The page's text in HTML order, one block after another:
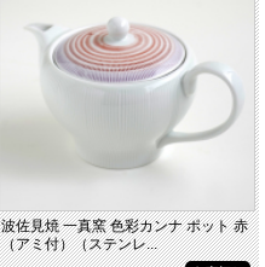
波佐見焼 一真窯 色彩カンナ ポット 赤
（アミ付）（ステンレ...